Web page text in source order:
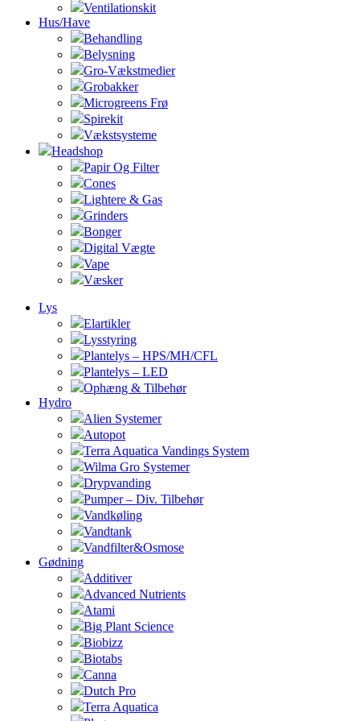
Ventilationskit
Hus/Have
Behandling
Belysning
Gro-Vækstmedier
Grobakker
Microgreens Frø
Spirekit
Vækstsysteme
Headshop
Papir Og Filter
Cones
Lightere & Gas
Grinders
Bonger
Digital Vægte
Vape
Væsker
Lys
Elartikler
Lysstyring
Plantelys – HPS/MH/CFL
Plantelys – LED
Ophæng & Tilbehør
Hydro
Alien Systemer
Autopot
Terra Aquatica Vandings System
Wilma Gro Systemer
Drypvanding
Pumper – Div. Tilbehør
Vandkøling
Vandtank
Vandfilter&Osmose
Gødning
Additiver
Advanced Nutrients
Atami
Big Plant Science
Biobizz
Biotabs
Canna
Dutch Pro
Terra Aquatica